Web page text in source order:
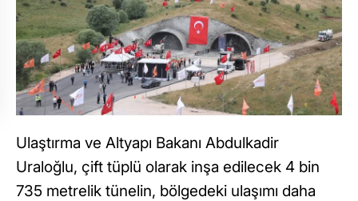
Ulaştırma ve Altyapı Bakanı Abdulkadir
Uraloğlu, çift tüplü olarak inşa edilecek 4 bin
735 metrelik tünelin, bölgedeki ulaşımı daha